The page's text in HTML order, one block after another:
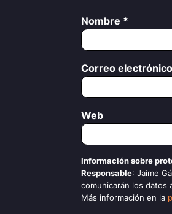
Nombre *
Correo electrónico
Web
Información sobre
Responsable: Jaime
comunicarán los datos
Más información en la